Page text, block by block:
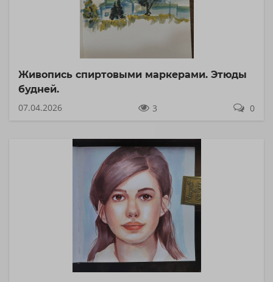
Живопись спиртовыми маркерами. Этюды
будней.
07.04.2026
3 0